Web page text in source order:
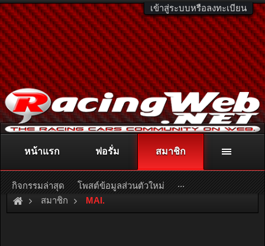
เข้าสู่ระบบหรือลงทะเบียน
ติดต่อลงโฆษณา racingweb@gmail.comหรือโทร. 081-811-1138
หรืออ่านรายละเอียดเพิ่มเติม คลิกที่นี่
สมาชิก MAI.
หน้าแรก ฟอรั่ม สมาชิก
กิจกรรมล่าสุด โพสต์ข้อมูลส่วนตัวใหม่ ...